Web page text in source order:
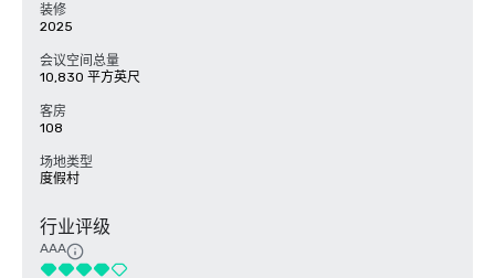
装修
2025
会议空间总量
10,830 平方英尺
客房
108
场地类型
度假村
行业评级
AAA